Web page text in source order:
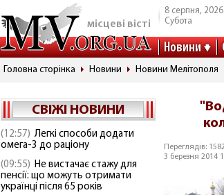
місцеві вісті
8 серпня, 2026
Субота
Новини
Головна сторінка Новини Новини Мелітополя
СВІЖІ НОВИНИ
(12:57) Легкі способи додати
омега-3 до раціону
(09:55) Не вистачає стажу для
пенсії: що можуть отримати
українці після 65 років
Переглядів: 1582
3 березня 2014